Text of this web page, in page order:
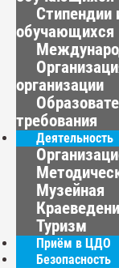
обучающихся
организации
требования
Деятельность
Музейная
Туризм
Приём в ЦДО
Безопасность